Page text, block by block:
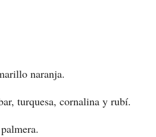
naranja.
turquesa, cornalina y rubí.